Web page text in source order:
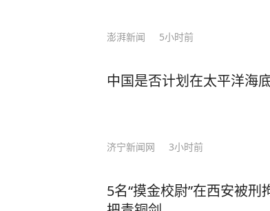
澎湃新闻 5小时前
中国是否计划在太平洋海
济宁新闻网 3小时前
5名“摸金校尉”在西安被